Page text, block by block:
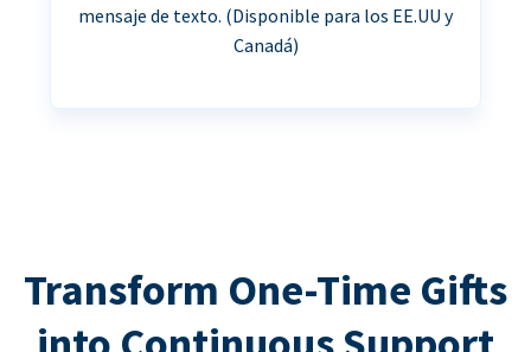
mensaje de texto. (Disponible para los EE.UU y
Canadá)
Transform One-Time Gifts